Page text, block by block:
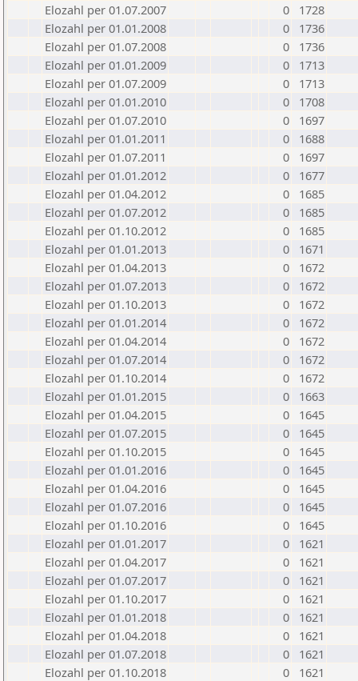
Elozahl per 01.07.2007
0
1728
Elozahl per 01.01.2008
0
1736
Elozahl per 01.07.2008
0
1736
Elozahl per 01.01.2009
0
1713
Elozahl per 01.07.2009
0
1713
Elozahl per 01.01.2010
0
1708
Elozahl per 01.07.2010
0
1697
Elozahl per 01.01.2011
0
1688
Elozahl per 01.07.2011
0
1697
Elozahl per 01.01.2012
0
1677
Elozahl per 01.04.2012
0
1685
Elozahl per 01.07.2012
0
1685
Elozahl per 01.10.2012
0
1685
Elozahl per 01.01.2013
0
1671
Elozahl per 01.04.2013
0
1672
Elozahl per 01.07.2013
0
1672
Elozahl per 01.10.2013
0
1672
Elozahl per 01.01.2014
0
1672
Elozahl per 01.04.2014
0
1672
Elozahl per 01.07.2014
0
1672
Elozahl per 01.10.2014
0
1672
Elozahl per 01.01.2015
0
1663
Elozahl per 01.04.2015
0
1645
Elozahl per 01.07.2015
0
1645
Elozahl per 01.10.2015
0
1645
Elozahl per 01.01.2016
0
1645
Elozahl per 01.04.2016
0
1645
Elozahl per 01.07.2016
0
1645
Elozahl per 01.10.2016
0
1645
Elozahl per 01.01.2017
0
1621
Elozahl per 01.04.2017
0
1621
Elozahl per 01.07.2017
0
1621
Elozahl per 01.10.2017
0
1621
Elozahl per 01.01.2018
0
1621
Elozahl per 01.04.2018
0
1621
Elozahl per 01.07.2018
0
1621
Elozahl per 01.10.2018
0
1621